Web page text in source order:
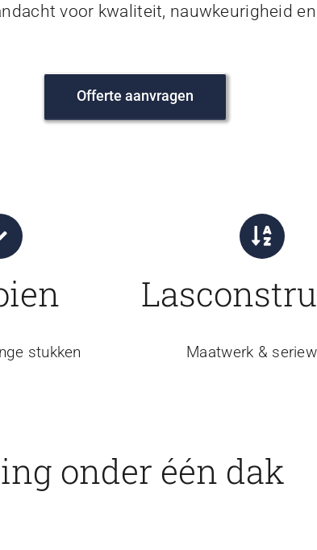
voor kwaliteit, nauwkeurigheid
Offerte aanvragen
stukken Maatwerk &
onder één dak